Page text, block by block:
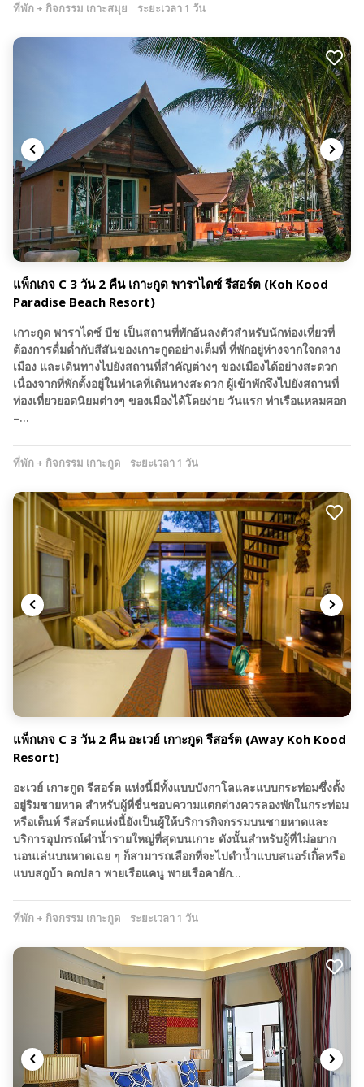
ที่พัก + กิจกรรม เกาะสมุย ระยะเวลา 1 วัน
แพ็กเกจ C 3 วัน 2 คืน เกาะกูด พาราไดซ์ รีสอร์ต (Koh Kood
Paradise Beach Resort)
เกาะกูด พาราไดซ์ บีช เป็นสถานที่พักอันลงตัวสำหรับนักท่องเที่ยวที่
ต้องการดื่มด่ำกับสีสันของเกาะกูดอย่างเต็มที่ ที่พักอยู่ห่างจากใจกลาง
เมือง และเดินทางไปยังสถานที่สำคัญต่างๆ ของเมืองได้อย่างสะดวก
เนื่องจากที่พักตั้งอยู่ในทำเลที่เดินทางสะดวก ผู้เข้าพักจึงไปยังสถานที่
ท่องเที่ยวยอดนิยมต่างๆ ของเมืองได้โดยง่าย วันแรก ท่าเรือแหลมศอก
–…
ที่พัก + กิจกรรม เกาะกูด ระยะเวลา 1 วัน
แพ็กเกจ C 3 วัน 2 คืน อะเวย์ เกาะกูด รีสอร์ต (Away Koh Kood
Resort)
อะเวย์ เกาะกูด รีสอร์ต แห่งนี้มีทั้งแบบบังกาโลและแบบกระท่อมซึ่งตั้ง
อยู่ริมชายหาด สำหรับผู้ที่ชื่นชอบความแตกต่างควรลองพักในกระท่อม
หรือเต็นท์ รีสอร์ตแห่งนี้ยังเป็นผู้ให้บริการกิจกรรมบนชายหาดและ
บริการอุปกรณ์ดำน้ำรายใหญ่ที่สุดบนเกาะ ดังนั้นสำหรับผู้ที่ไม่อยาก
นอนเล่นบนหาดเฉย ๆ ก็สามารถเลือกที่จะไปดำน้ำแบบสนอร์เกิ้ลหรือ
แบบสกูบ้า ตกปลา พายเรือแคนู พายเรือคายัก…
ที่พัก + กิจกรรม เกาะกูด ระยะเวลา 1 วัน